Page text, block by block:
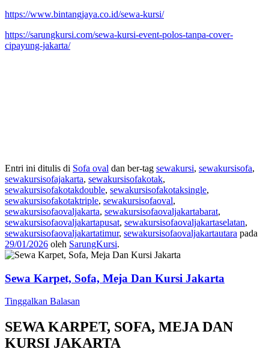
https://www.bintangjaya.co.id/sewa-kursi/
https://sarungkursi.com/sewa-kursi-event-polos-tanpa-cover-
cipayung-jakarta/
Entri ini ditulis di Sofa oval dan ber-tag sewakursi, sewakursisofa,
sewakursisofajakarta, sewakursisofakotak,
sewakursisofakotakdouble, sewakursisofakotaksingle,
sewakursisofakotaktriple, sewakursisofaoval,
sewakursisofaovaljakarta, sewakursisofaovaljakartabarat,
sewakursisofaovaljakartapusat, sewakursisofaovaljakartaselatan,
sewakursisofaovaljakartatimur, sewakursisofaovaljakartautara pada
29/01/2026 oleh SarungKursi.
Sewa Karpet, Sofa, Meja Dan Kursi Jakarta
Tinggalkan Balasan
SEWA KARPET, SOFA, MEJA DAN
KURSI JAKARTA